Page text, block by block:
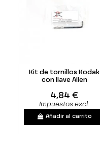
Kit de tornillos Kodak
con llave Allen
4,84 €
Impuestos excl.
Añadir al carrito